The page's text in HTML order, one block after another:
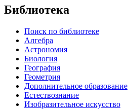
Библиотека
Поиск по библиотеке
Алгебра
Астрономия
Биология
География
Геометрия
Дополнительное образование
Естествознание
Изобразительное искусство